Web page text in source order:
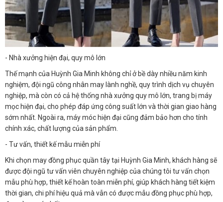
- Nhà xưởng hiện đại, quy mô lớn
Thế mạnh của Huỳnh Gia Minh không chỉ ở bề dày nhiều năm kinh
nghiệm, đội ngũ công nhân may lành nghề, quy trình dịch vụ chuyên
nghiệp, mà còn có cả hệ thống nhà xưởng quy mô lớn, trang bị máy
mọc hiện đại, cho phép đáp ứng công suất lớn và thời gian giao hàng
sớm nhất. Ngoài ra, máy móc hiện đại cũng đảm bảo hơn cho tính
chính xác, chất lượng của sản phẩm.
- Tư vấn, thiết kế mẫu miễn phí
Khi chọn may đồng phục quần tây tại Huỳnh Gia Minh, khách hàng sẽ
được đội ngũ tư vấn viên chuyên nghiệp của chúng tôi tư vấn chọn
mẫu phù hợp, thiết kế hoàn toàn miễn phí, giúp khách hàng tiết kiệm
thời gian, chi phí hiệu quả mà vẫn có được mẫu đồng phục phù hợp,